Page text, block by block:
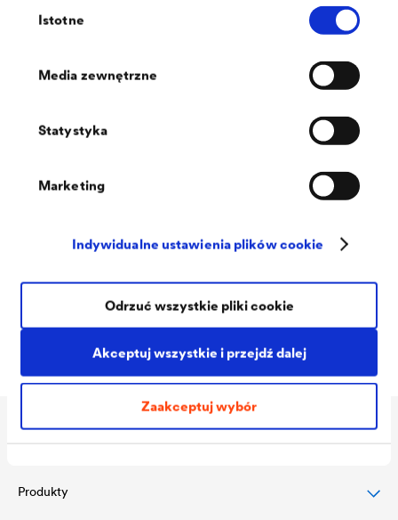
zgody
Istotne
Media zewnętrzne
Statystyka
Marketing
Indywidualne ustawienia plików cookie
Akceptuj wszystkie i przejdź dalej
Zaakceptuj wybór
Odrzuć wszystkie pliki cookie
rozwiązań!
serdecznie zapraszamy!
Zastosowanie
Ochrona dachów skośnych
Produkty